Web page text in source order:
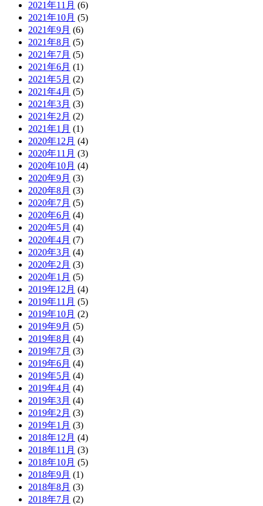
2021年11月 (6)
2021年10月 (5)
2021年9月 (6)
2021年8月 (5)
2021年7月 (5)
2021年6月 (1)
2021年5月 (2)
2021年4月 (5)
2021年3月 (3)
2021年2月 (2)
2021年1月 (1)
2020年12月 (4)
2020年11月 (3)
2020年10月 (4)
2020年9月 (3)
2020年8月 (3)
2020年7月 (5)
2020年6月 (4)
2020年5月 (4)
2020年4月 (7)
2020年3月 (4)
2020年2月 (3)
2020年1月 (5)
2019年12月 (4)
2019年11月 (5)
2019年10月 (2)
2019年9月 (5)
2019年8月 (4)
2019年7月 (3)
2019年6月 (4)
2019年5月 (4)
2019年4月 (4)
2019年3月 (4)
2019年2月 (3)
2019年1月 (3)
2018年12月 (4)
2018年11月 (3)
2018年10月 (5)
2018年9月 (1)
2018年8月 (3)
2018年7月 (2)